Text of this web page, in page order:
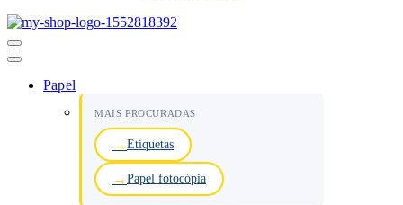
Menu
de
Papel
MAIS PROCURADAS
Etiquetas
Papel fotocópia